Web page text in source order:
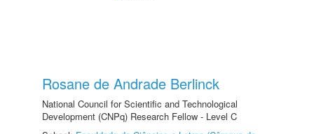
Rosane de Andrade Berlinck
National Council for Scientific and Technological
Development (CNPq) Research Fellow - Level C